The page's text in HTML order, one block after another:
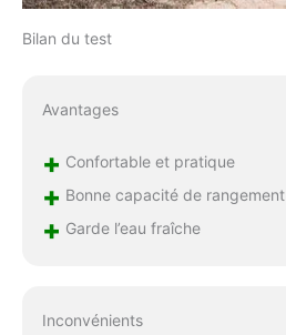
Bilan du test
Avantages
+ Confortable et pratique
+ Bonne capacité de rangement
+ Garde l’eau fraîche
Inconvénients